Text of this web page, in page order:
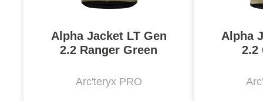
Alpha Jacket LT Gen
2.2 Ranger Green
Arc'teryx PRO
Alpha
2.2